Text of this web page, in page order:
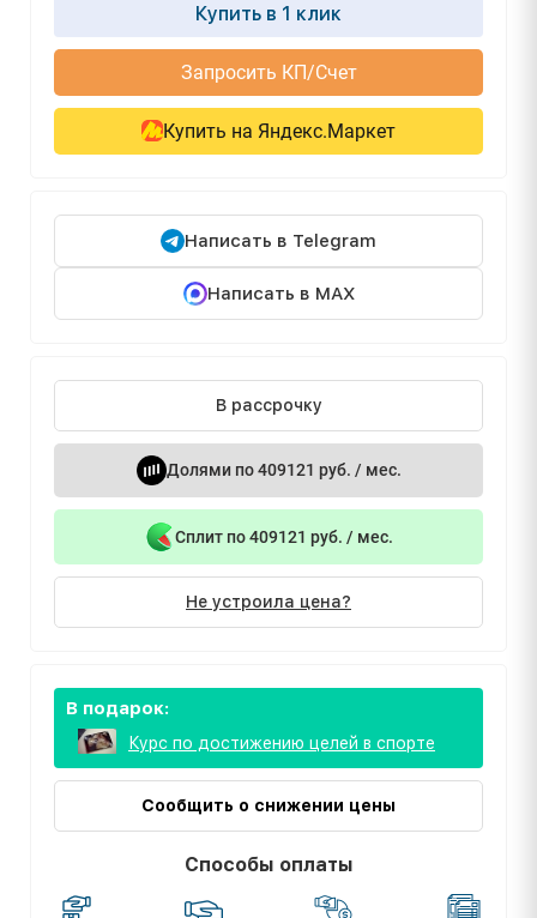
Купить в 1 клик
Запросить КП/Счет
Купить на Яндекс.Маркет
Написать в Telegram
Написать в MAX
В рассрочку
Долями по 409121 руб. / мес.
Сплит по 409121 руб. / мес.
Не устроила цена?
В подарок:
Курс по достижению целей в спорте
Сообщить о снижении цены
Способы оплаты